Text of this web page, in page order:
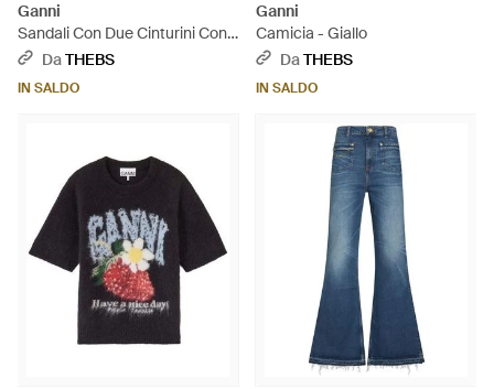
Ganni
Sandali Con Due Cinturini Con
Fibbia - Bianco
DaTHEBS
IN SALDO
Ganni
Camicia - Giallo
DaTHEBS
IN SALDO